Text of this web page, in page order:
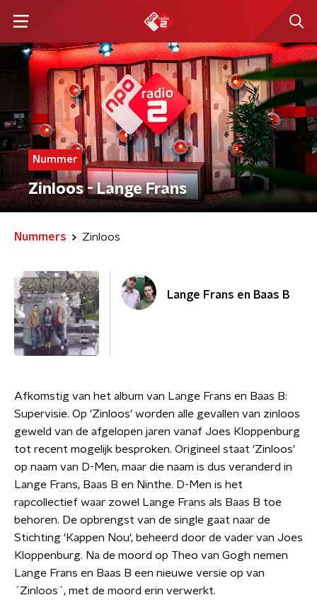
Nummer
Zinloos - Lange Frans
Nummers Zinloos
Lange Frans en Baas B
Afkomstig van het album van Lange Frans en Baas B:
Supervisie. Op 'Zinloos' worden alle gevallen van zinloos
geweld van de afgelopen jaren vanaf Joes Kloppenburg
tot recent mogelijk besproken. Origineel staat 'Zinloos'
op naam van D-Men, maar die naam is dus veranderd in
Lange Frans, Baas B en Ninthe. D-Men is het
rapcollectief waar zowel Lange Frans als Baas B toe
behoren. De opbrengst van de single gaat naar de
Stichting 'Kappen Nou', beheerd door de vader van Joes
Kloppenburg. Na de moord op Theo van Gogh nemen
Lange Frans en Baas B een nieuwe versie op van
´Zinloos´, met de moord erin verwerkt.